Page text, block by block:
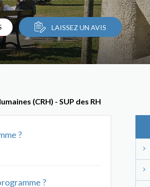
LAISSEZ UN AVIS
(CRH) - SUP des RH
?
?